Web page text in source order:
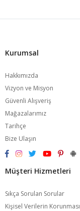
Kurumsal
Hakkımızda
Vizyon ve Misyon
Güvenli Alışveriş
Mağazalarımız
Tarihçe
Bize Ulaşın
Müşteri Hizmetleri
Sıkça Sorulan Sorular
Kişisel Verilerin Korunması